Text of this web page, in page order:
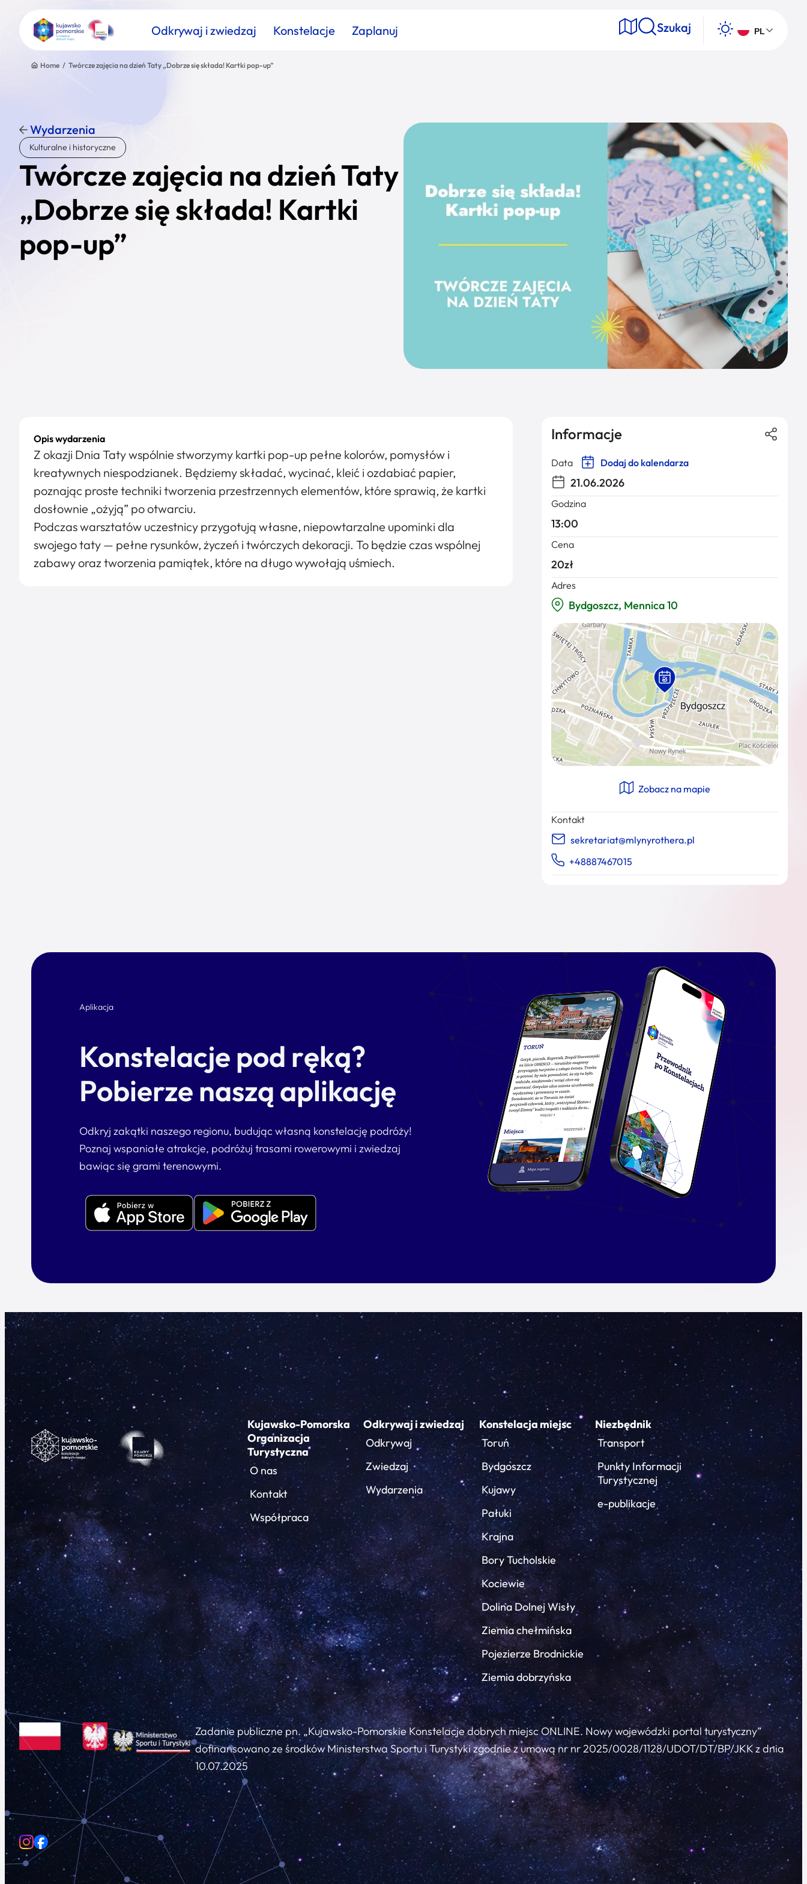
Odkrywaj i zwiedzaj Konstelacje Zaplanuj Szukaj PL
Znajdź atrakcję
Nazwa atrakcji Wyszukaj
Home / Twórcze zajęcia na dzień Taty „Dobrze się składa! Kartki pop-up”
Wydarzenia
Kulturalne i historyczne
Twórcze zajęcia na dzień Taty
„Dobrze się składa! Kartki
pop-up”
Opis wydarzenia
Z okazji Dnia Taty wspólnie stworzymy kartki pop-up pełne kolorów, pomysłów i
kreatywnych niespodzianek. Będziemy składać, wycinać, kleić i ozdabiać papier,
poznając proste techniki tworzenia przestrzennych elementów, które sprawią, że kartki
dosłownie „ożyją” po otwarciu.
Podczas warsztatów uczestnicy przygotują własne, niepowtarzalne upominki dla
swojego taty — pełne rysunków, życzeń i twórczych dekoracji. To będzie czas wspólnej
zabawy oraz tworzenia pamiątek, które na długo wywołają uśmiech.
Informacje
Data Dodaj do kalendarza
21.06.2026
Godzina
13:00
Cena
20zł
Adres
Bydgoszcz, Mennica 10
Zobacz na mapie
Kontakt
sekretariat@mlynyrothera.pl
+48887467015
Aplikacja
Konstelacje pod ręką?
Pobierze naszą aplikację
Odkryj zakątki naszego regionu, budując własną konstelację podróży!
Poznaj wspaniałe atrakcje, podróżuj trasami rowerowymi i zwiedzaj
bawiąc się grami terenowymi.
Kujawsko-Pomorska
Organizacja
Turystyczna
O nas
Kontakt
Współpraca
Odkrywaj i zwiedzaj
Odkrywaj
Zwiedzaj
Wydarzenia
Konstelacja miejsc
Toruń
Bydgoszcz
Kujawy
Pałuki
Krajna
Bory Tucholskie
Kociewie
Dolina Dolnej Wisły
Ziemia chełmińska
Pojezierze Brodnickie
Ziemia dobrzyńska
Niezbędnik
Transport
Punkty Informacji
Turystycznej
e-publikacje
Zadanie publiczne pn. „Kujawsko-Pomorskie Konstelacje dobrych miejsc ONLINE. Nowy wojewódzki portal turystyczny”
dofinansowano ze środków Ministerstwa Sportu i Turystyki zgodnie z umową nr nr 2025/0028/1128/UDOT/DT/BP/JKK z dnia
10.07.2025